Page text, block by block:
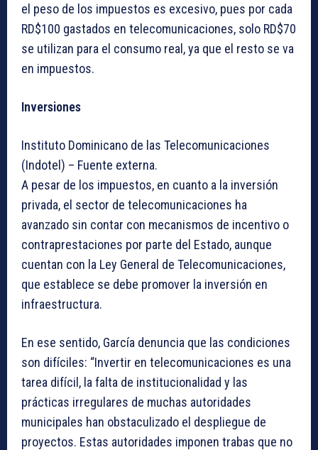
el peso de los impuestos es excesivo, pues por cada
RD$100 gastados en telecomunicaciones, solo RD$70
se utilizan para el consumo real, ya que el resto se va
en impuestos.
Inversiones
Instituto Dominicano de las Telecomunicaciones
(Indotel) – Fuente externa.
A pesar de los impuestos, en cuanto a la inversión
privada, el sector de telecomunicaciones ha
avanzado sin contar con mecanismos de incentivo o
contraprestaciones por parte del Estado, aunque
cuentan con la Ley General de Telecomunicaciones,
que establece se debe promover la inversión en
infraestructura.
En ese sentido, García denuncia que las condiciones
son difíciles: “Invertir en telecomunicaciones es una
tarea difícil, la falta de institucionalidad y las
prácticas irregulares de muchas autoridades
municipales han obstaculizado el despliegue de
proyectos. Estas autoridades imponen trabas que no